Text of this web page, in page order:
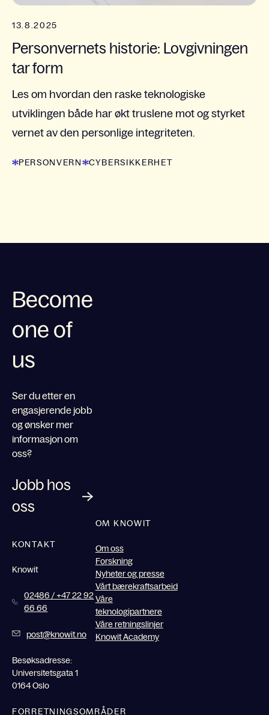
13.8.2025
Personvernets historie: Lovgivningen
tar form
Les om hvordan den raske teknologiske
utviklingen både har økt truslene mot og styrket
vernet av den personlige integriteten.
PERSONVERN CYBERSIKKERHET
Become
one of
us
Ser du etter en
engasjerende jobb
og ønsker mer
informasjon om
oss?
Jobb hos
oss
KONTAKT
Knowit
02486 / +47 22 92
66 66
post@knowit.no
Besøksadresse:
Universitetsgata 1
0164 Oslo
OM KNOWIT
Om oss
Forskning
Nyheter og presse
Vårt bærekraftsarbeid
Våre
teknologipartnere
Våre retningslinjer
Knowit Academy
FORRETNINGSOMRÅDER